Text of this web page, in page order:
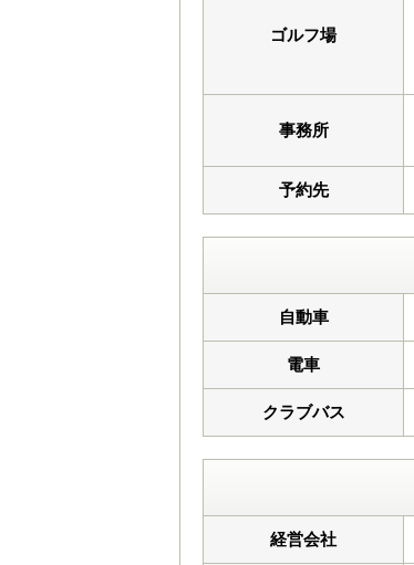
ゴルフ場
事務所
予約先
自動車
電車
クラブバス
経営会社